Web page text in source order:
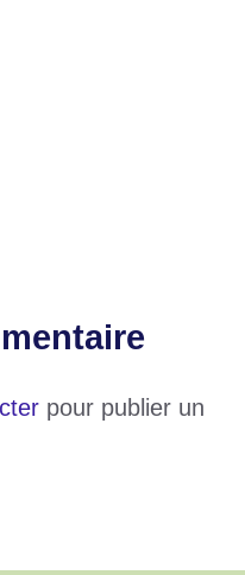
pour publier un